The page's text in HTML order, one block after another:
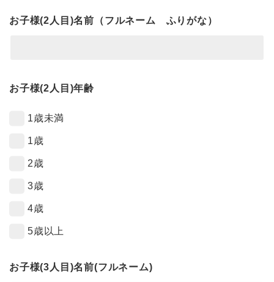
お子様(2人目)名前（フルネーム ふりがな）
お子様(2人目)年齢
1歳未満
1歳
2歳
3歳
4歳
5歳以上
お子様(3人目)名前(フルネーム)